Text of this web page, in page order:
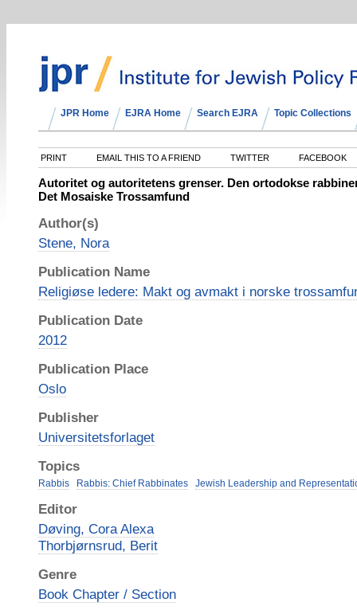
JPR Home EJRA Home Search EJRA Topic Collections
PRINT EMAIL THIS TO A FRIEND TWITTER FACEBOOK
Autoritet og autoritetens grenser. Den ortodokse
Det Mosaiske Trossamfund
Author(s)
Stene, Nora
Publication Name
Religiøse ledere: Makt og avmakt i norske
Publication Date
2012
Publication Place
Oslo
Publisher
Universitetsforlaget
Topics
Rabbis Rabbis: Chief Rabbinates Jewish Leadership and
Editor
Døving, Cora Alexa
Thorbjørnsrud, Berit
Genre
Book Chapter / Section